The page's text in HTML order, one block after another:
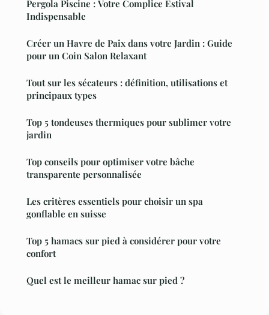
Pergola Piscine : Votre Complice Estival
Indispensable
Créer un Havre de Paix dans votre Jardin : Guide
pour un Coin Salon Relaxant
Tout sur les sécateurs : définition, utilisations et
principaux types
Top 5 tondeuses thermiques pour sublimer votre
jardin
Top conseils pour optimiser votre bâche
transparente personnalisée
Les critères essentiels pour choisir un spa
gonflable en suisse
Top 5 hamacs sur pied à considérer pour votre
confort
Quel est le meilleur hamac sur pied ?